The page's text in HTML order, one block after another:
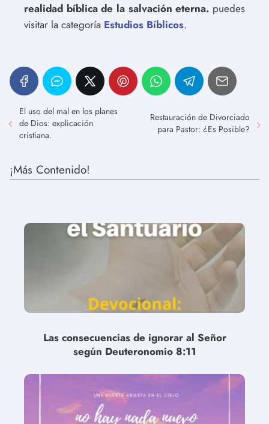
realidad bíblica de la salvación eterna. puedes
visitar la categoría Estudios Bíblicos.
El uso del mal en los planes
de Dios: explicación
cristiana.
Restauración de Divorciado
para Pastor: ¿Es Posible?
¡Más Contenido!
Las consecuencias de ignorar al Señor
según Deuteronomio 8:11